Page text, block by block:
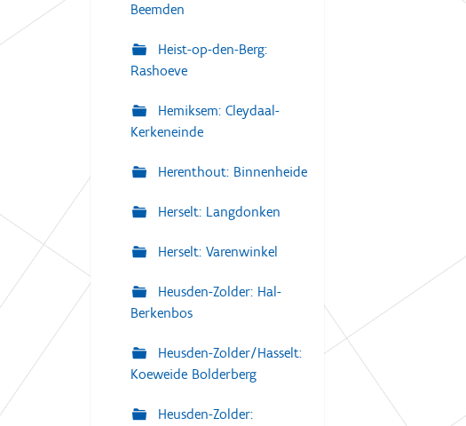
Beemden
Heist-op-den-Berg:
Rashoeve
Hemiksem: Cleydaal-
Kerkeneinde
Herenthout: Binnenheide
Herselt: Langdonken
Herselt: Varenwinkel
Heusden-Zolder: Hal-
Berkenbos
Heusden-Zolder/Hasselt:
Koeweide Bolderberg
Heusden-Zolder: